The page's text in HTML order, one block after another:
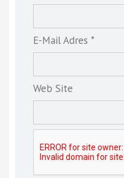
E-Mail Adres *
Web Site